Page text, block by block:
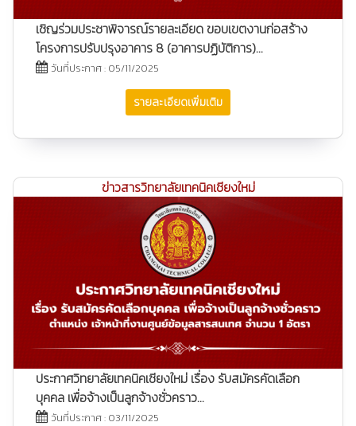
เชิญร่วมประชาพิจารณ์รายละเอียด ขอบเขตงานก่อสร้าง
โครงการปรับปรุงอาคาร 8 (อาคารปฏิบัติการ)...
วันที่ประกาศ : 05/11/2025
รายละเอียดเพิ่มเติม
ข่าวสารวิทยาลัยเทคนิคเชียงใหม่
ประกาศวิทยาลัยเทคนิคเชียงใหม่ เรื่อง รับสมัครคัดเลือก
บุคคล เพื่อจ้างเป็นลูกจ้างชั่วคราว...
วันที่ประกาศ : 03/11/2025